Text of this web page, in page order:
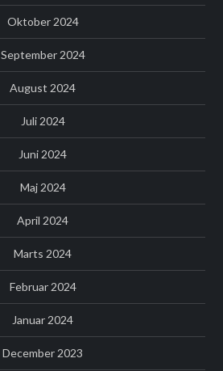
Oktober 2024
September 2024
August 2024
Juli 2024
Juni 2024
Maj 2024
April 2024
Marts 2024
Februar 2024
Januar 2024
December 2023